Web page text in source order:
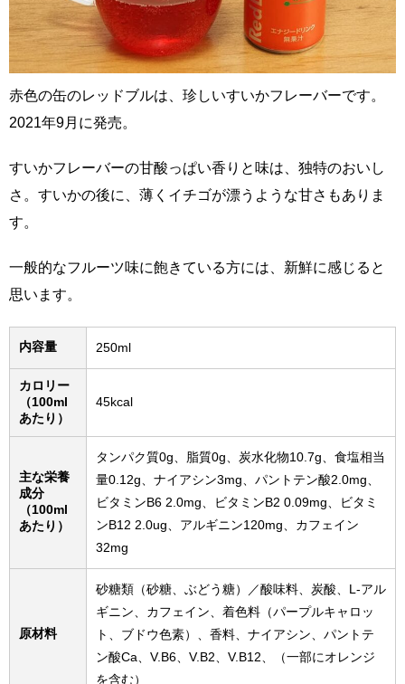
赤色の缶のレッドブルは、珍しいすいかフレーバーです。
2021年9月に発売。
すいかフレーバーの甘酸っぱい香りと味は、独特のおいし
さ。すいかの後に、薄くイチゴが漂うような甘さもありま
す。
一般的なフルーツ味に飽きている方には、新鮮に感じると
思います。
内容量 250ml
カロリー
（100ml
あたり）
45kcal
主な栄養
成分
（100ml
あたり）
タンパク質0g、脂質0g、炭水化物10.7g、食塩相当
量0.12g、ナイアシン3mg、パントテン酸2.0mg、
ビタミンB6 2.0mg、ビタミンB2 0.09mg、ビタミ
ンB12 2.0ug、アルギニン120mg、カフェイン
32mg
原材料
砂糖類（砂糖、ぶどう糖）／酸味料、炭酸、L-アル
ギニン、カフェイン、着色料（パープルキャロッ
ト、ブドウ色素）、香料、ナイアシン、パントテ
ン酸Ca、V.B6、V.B2、V.B12、（一部にオレンジ
を含む）